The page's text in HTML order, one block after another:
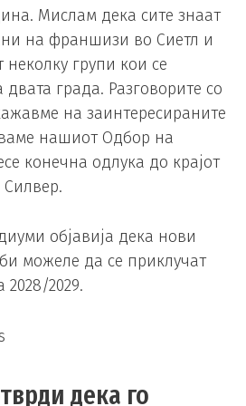
Мислам дека сите знаат
на франшизи во Сиетл и
неколку групи кои се
града. Разговорите со
на заинтересираните
нашиот Одбор на
конечна одлука до крајот
Силвер.
објавија дека нови
можеле да се приклучат
2028/2029.
дека го